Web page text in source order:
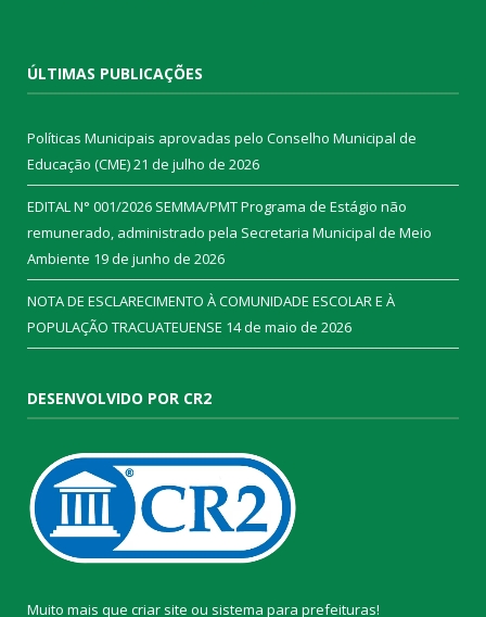
ÚLTIMAS PUBLICAÇÕES
Políticas Municipais aprovadas pelo Conselho Municipal de
Educação (CME)21 de julho de 2026
EDITAL N° 001/2026 SEMMA/PMT Programa de Estágio não
remunerado, administrado pela Secretaria Municipal de Meio
Ambiente 19 de junho de 2026
NOTA DE ESCLARECIMENTO À COMUNIDADE ESCOLAR E À
POPULAÇÃO TRACUATEUENSE 14 de maio de 2026
DESENVOLVIDO POR CR2
Muito mais que criar site ou sistema para prefeituras!